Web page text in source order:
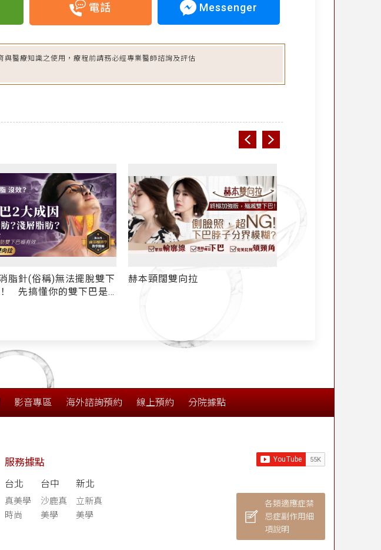
電話 Messenger
醫療知識之使用，療程前請務必經專業醫師諮詢及評估
脂針(俗稱)無法擺脫雙下
先搞懂你的雙下巴是
赫本頸闊雙向拉
影音專區 海外諮詢預約 線上預約 分院據點
服務據點
台北
真美學
時尚
台中
沙鹿真
美學
新北
立新真
美學
各類適應症禁
忌症副作用細
項說明